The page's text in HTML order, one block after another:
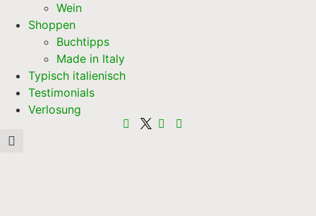
Wein
Shoppen
Buchtipps
Made in Italy
Typisch italienisch
Testimonials
Verlosung